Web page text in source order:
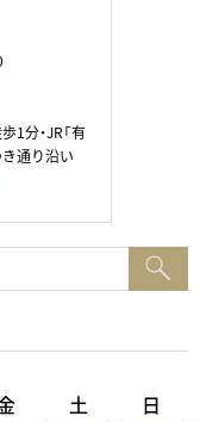
1分・JR「有
通り沿い
土 日